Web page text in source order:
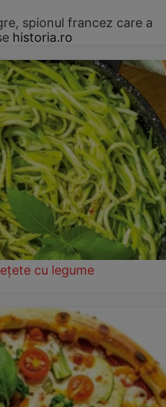
spionul francez care a
historia.ro
cu legume